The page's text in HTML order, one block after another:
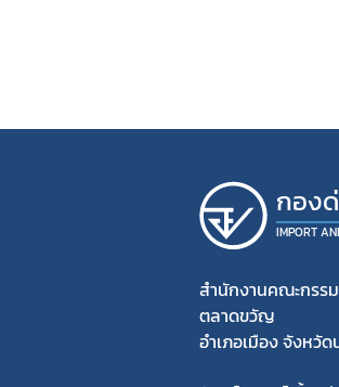
กอง
IMPORT
สำนักงานคณะกรร
ตลาดขวัญ
อำเภอเมือง จังหวั